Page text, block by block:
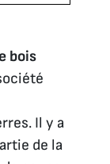
bois
Il y a
de la